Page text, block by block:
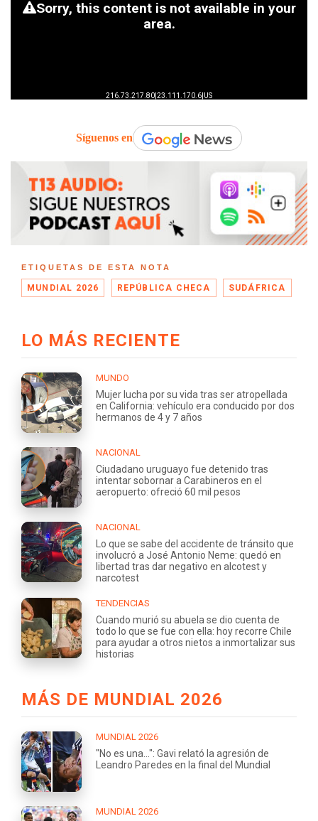
Síguenos en
ETIQUETAS DE ESTA NOTA
MUNDIAL 2026 REPÚBLICA CHECA SUDÁFRICA
LO MÁS RECIENTE
MUNDO
Mujer lucha por su vida tras ser atropellada
en California: vehículo era conducido por dos
hermanos de 4 y 7 años
NACIONAL
Ciudadano uruguayo fue detenido tras
intentar sobornar a Carabineros en el
aeropuerto: ofreció 60 mil pesos
NACIONAL
Lo que se sabe del accidente de tránsito que
involucró a José Antonio Neme: quedó en
libertad tras dar negativo en alcotest y
narcotest
TENDENCIAS
Cuando murió su abuela se dio cuenta de
todo lo que se fue con ella: hoy recorre Chile
para ayudar a otros nietos a inmortalizar sus
historias
MÁS DE MUNDIAL 2026
MUNDIAL 2026
"No es una...": Gavi relató la agresión de
Leandro Paredes en la final del Mundial
MUNDIAL 2026